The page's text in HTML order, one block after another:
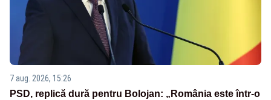
7 aug. 2026, 15:26
PSD, replică dură pentru Bolojan: „România este într-o